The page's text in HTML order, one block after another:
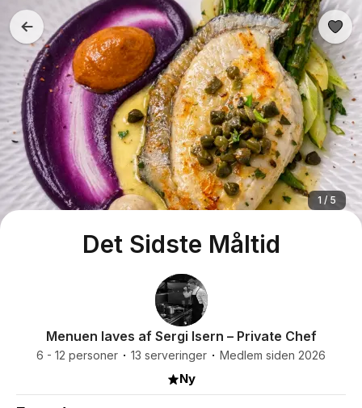
Det Sidste Måltid
1 / 5
Menuen laves af Sergi Isern – Private Chef
6 - 12 personer 13 serveringer Medlem siden 2026
Ny